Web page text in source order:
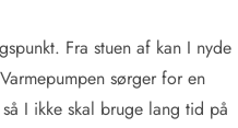
Fra stuen af kan I nyde
sørger for en
I ikke skal bruge lang tid på